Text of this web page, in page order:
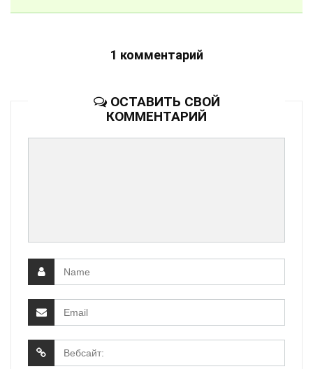
1 комментарий
ОСТАВИТЬ СВОЙ
КОММЕНТАРИЙ